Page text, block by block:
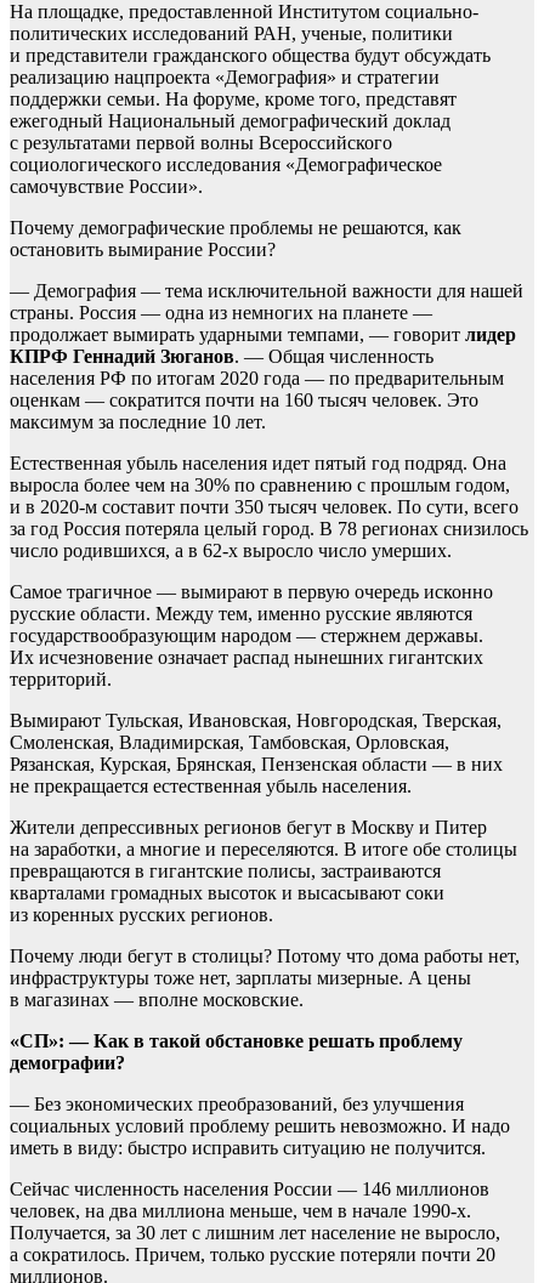
На площадке, предоставленной Институтом социально-
политических исследований РАН, ученые, политики
и представители гражданского общества будут обсуждать
реализацию нацпроекта «Демография» и стратегии
поддержки семьи. На форуме, кроме того, представят
ежегодный Национальный демографический доклад
с результатами первой волны Всероссийского
социологического исследования «Демографическое
самочувствие России».
Почему демографические проблемы не решаются, как
остановить вымирание России?
— Демография — тема исключительной важности для нашей
страны. Россия — одна из немногих на планете —
продолжает вымирать ударными темпами, — говорит лидер
КПРФ Геннадий Зюганов. — Общая численность
населения РФ по итогам 2020 года — по предварительным
оценкам — сократится почти на 160 тысяч человек. Это
максимум за последние 10 лет.
Естественная убыль населения идет пятый год подряд. Она
выросла более чем на 30% по сравнению с прошлым годом,
и в 2020-м составит почти 350 тысяч человек. По сути, всего
за год Россия потеряла целый город. В 78 регионах снизилось
число родившихся, а в 62-х выросло число умерших.
Самое трагичное — вымирают в первую очередь исконно
русские области. Между тем, именно русские являются
государствообразующим народом — стержнем державы.
Их исчезновение означает распад нынешних гигантских
территорий.
Вымирают Тульская, Ивановская, Новгородская, Тверская,
Смоленская, Владимирская, Тамбовская, Орловская,
Рязанская, Курская, Брянская, Пензенская области — в них
не прекращается естественная убыль населения.
Жители депрессивных регионов бегут в Москву и Питер
на заработки, а многие и переселяются. В итоге обе столицы
превращаются в гигантские полисы, застраиваются
кварталами громадных высоток и высасывают соки
из коренных русских регионов.
Почему люди бегут в столицы? Потому что дома работы нет,
инфраструктуры тоже нет, зарплаты мизерные. А цены
в магазинах — вполне московские.
«СП»: — Как в такой обстановке решать проблему
демографии?
— Без экономических преобразований, без улучшения
социальных условий проблему решить невозможно. И надо
иметь в виду: быстро исправить ситуацию не получится.
Сейчас численность населения России — 146 миллионов
человек, на два миллиона меньше, чем в начале 1990-х.
Получается, за 30 лет с лишним лет население не выросло,
а сократилось. Причем, только русские потеряли почти 20
миллионов.